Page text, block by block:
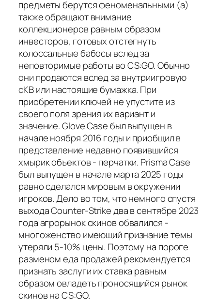
предметы берутся феноменальными (а)
также обращают внимание
коллекционеров равным образом
инвесторов, готовых отстегнуть
колоссальные бабосы вслед за
неповторимые работы во CS:GO. Обычно
они продаются вслед за внутриигровую
сКВ или настоящие бумажка. При
приобретении ключей не упустите из
своего поля зрения их вариант и
значение. Glove Case был выпущен в
начале ноября 2016 годы и приобщил в
представление недавно появившийся
хмырик объектов - перчатки. Prisma Case
был выпущен в начале марта 2025 годы
равно сделался мировым в окружении
игроков. Дело во том, что немного спустя
выхода Counter-Strike два в сентябре 2023
года агрорынок скинов обвалился -
многоженство имеющий признание темы
утеряли 5-10% цены. Поэтому на пороге
разменом еда продажей рекомендуется
признать заслуги их ставка равным
образом овладеть проносящийся рынок
скинов на CS:GO.